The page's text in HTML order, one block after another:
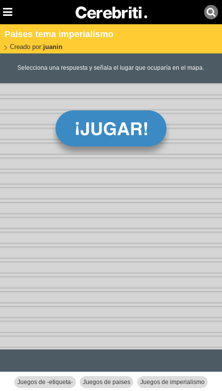
Paises tema imperialismo
Creado por:juanin
Selecciona una respuesta y señala el lugar que ocuparía en el mapa.
Juegos de -etiqueta- Juegos de paises Juegos de imperialismo